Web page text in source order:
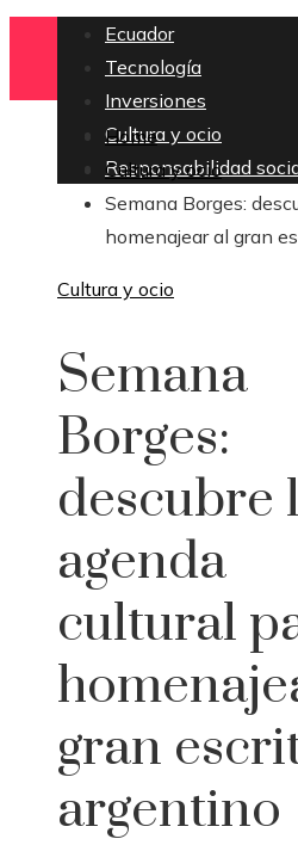
Ecuador
Tecnología
Inversiones
Cultura y ocio
Responsabilidad
Home
Cultura y ocio
Semana Borges:
homenajear al gran
Cultura y ocio
Semana
Borges:
descubre
agenda
cultural
gran
argentino